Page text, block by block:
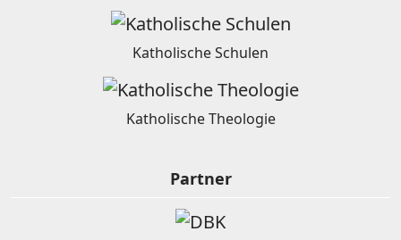
Katholische Schulen
Katholische Theologie
Partner